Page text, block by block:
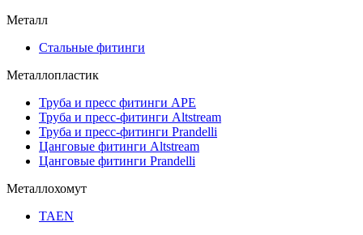
Металл
Стальные фитинги
Металлопластик
Труба и пресс фитинги APE
Труба и пресс-фитинги Altstream
Труба и пресс-фитинги Prandelli
Цанговые фитинги Altstream
Цанговые фитинги Prandelli
Металлохомут
TAEN